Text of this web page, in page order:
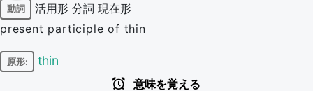
動詞 活用形 分詞 現在形
present participle of thin
原形: thin
意味を覚える